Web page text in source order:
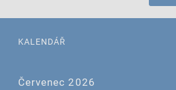
KALENDÁŘ
Červenec 2026